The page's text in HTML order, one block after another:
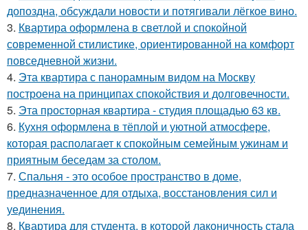
допоздна, обсуждали новости и потягивали лёгкое вино.
3. Квартира оформлена в светлой и спокойной
современной стилистике, ориентированной на комфорт
повседневной жизни.
4. Эта квартира с панорамным видом на Москву
построена на принципах спокойствия и долговечности.
5. Эта просторная квартира - студия площадью 63 кв.
6. Кухня оформлена в тёплой и уютной атмосфере,
которая располагает к спокойным семейным ужинам и
приятным беседам за столом.
7. Спальня - это особое пространство в доме,
предназначенное для отдыха, восстановления сил и
уединения.
8. Квартира для студента, в которой лаконичность стала